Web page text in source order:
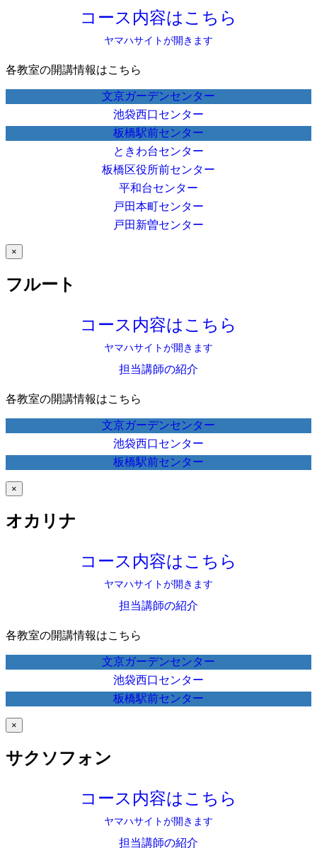
コース内容はこちら
ヤマハサイトが開きます
各教室の開講情報はこちら
文京ガーデンセンター
池袋西口センター
板橋駅前センター
ときわ台センター
板橋区役所前センター
平和台センター
戸田本町センター
戸田新曽センター
×
フルート
コース内容はこちら
ヤマハサイトが開きます
担当講師の紹介
各教室の開講情報はこちら
文京ガーデンセンター
池袋西口センター
板橋駅前センター
×
オカリナ
コース内容はこちら
ヤマハサイトが開きます
担当講師の紹介
各教室の開講情報はこちら
文京ガーデンセンター
池袋西口センター
板橋駅前センター
×
サクソフォン
コース内容はこちら
ヤマハサイトが開きます
担当講師の紹介